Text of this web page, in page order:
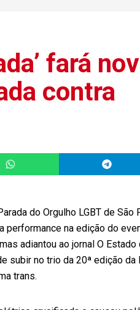
fará
contra
do Orgulho LGBT de
performance na edição do
adiantou ao jornal O
no trio da 20ª edição da
trans.